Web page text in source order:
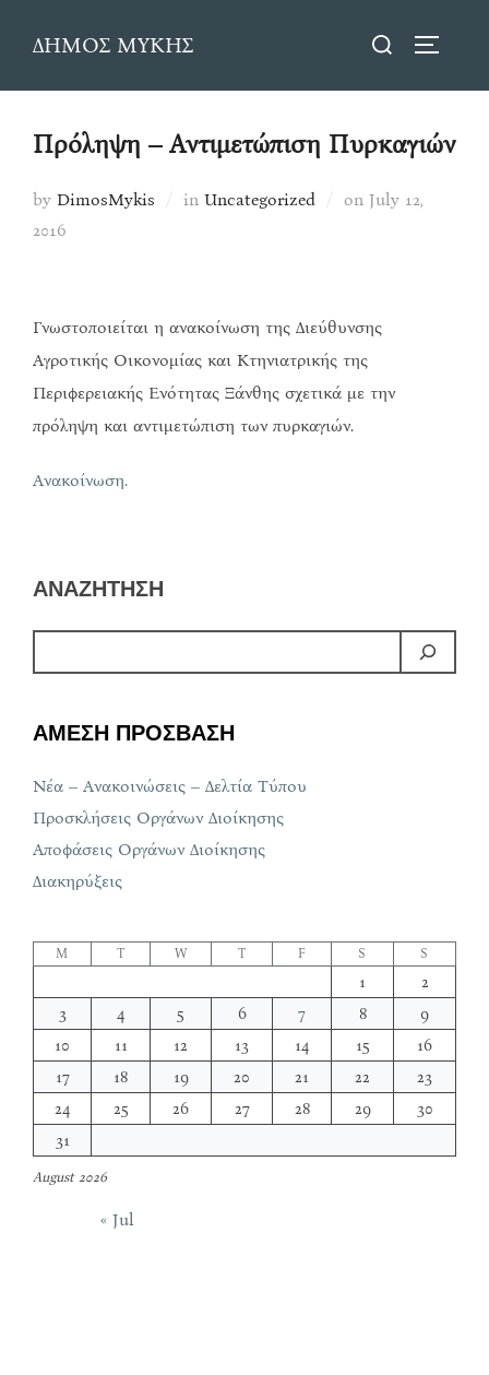
ΔΗΜΟΣ ΜΥΚΗΣ
Search
Πρόληψη – Αντιμετώπιση Πυρκαγιών
by DimosMykis in Uncategorized on Posted
July 12,
2016
Γνωστοποιείται η ανακοίνωση της Διεύθυνσης
Αγροτικής Οικονομίας και Κτηνιατρικής της
Περιφερειακής Ενότητας Ξάνθης σχετικά με την
πρόληψη και αντιμετώπιση των πυρκαγιών.
Ανακοίνωση.
ΑΝΑΖΗΤΗΣΗ
ΑΜΕΣΗ ΠΡΟΣΒΑΣΗ
Νέα – Ανακοινώσεις – Δελτία Τύπου
Προσκλήσεις Οργάνων Διοίκησης
Αποφάσεις Οργάνων Διοίκησης
Διακηρύξεις
August 2026
M T W T F S S
1
2
3
4 5 6 7 8
9
10
11 12 13 14 15
16
17
18 19 20 21 22
23
24
25 26 27 28 29
30
31
« Jul